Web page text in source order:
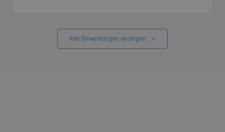
Alle Bewertungen anzeigen